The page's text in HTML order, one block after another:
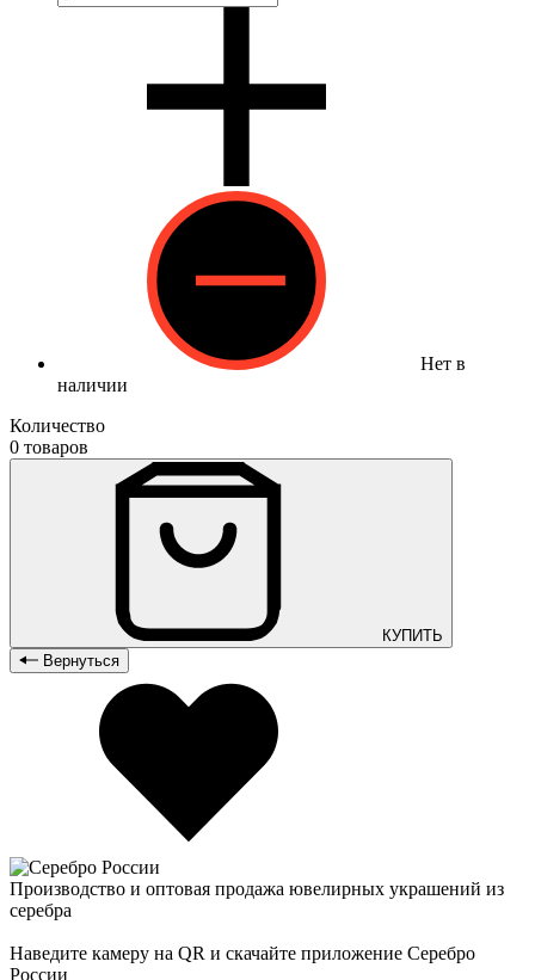
Нет в
наличии
Количество
0 товаров
КУПИТЬ
Вернуться
Производство и оптовая продажа ювелирных украшений из
серебра
Наведите камеру на QR и скачайте приложение Серебро
России